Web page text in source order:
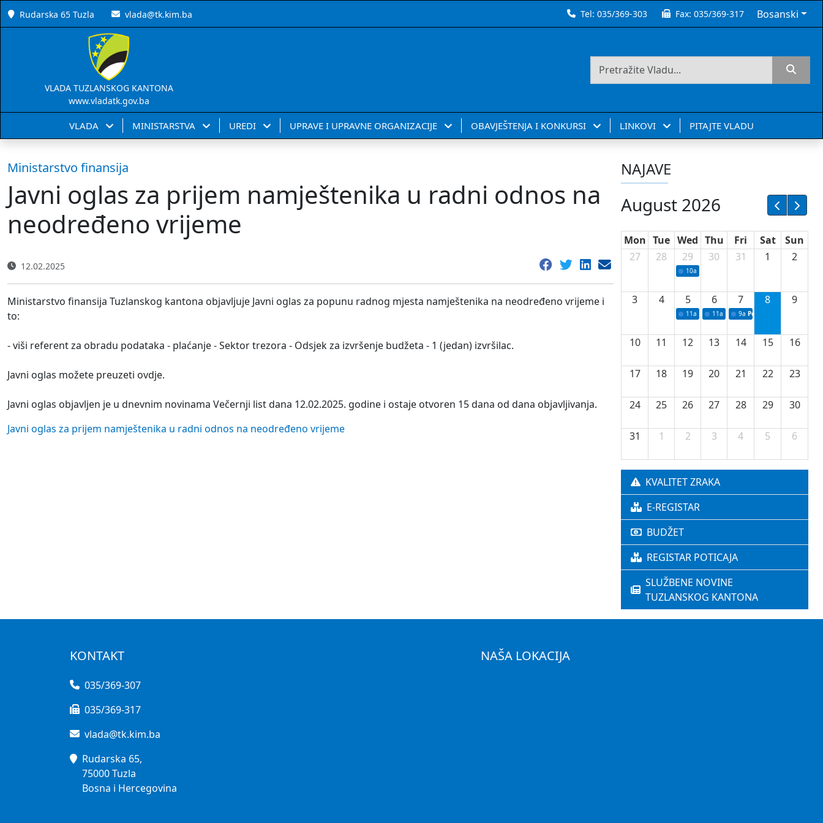
Rudarska 65 Tuzla vlada@tk.kim.ba Tel:035/369-303 Fax:035/369-317 Bosanski
VLADA TUZLANSKOG KANTONA
www.vladatk.gov.ba
VLADA MINISTARSTVA UREDI UPRAVE I UPRAVNE ORGANIZACIJE OBAVJEŠTENJA I KONKURSI LINKOVI PITAJTE VLADU
Ministarstvo finansija
Javni oglas za prijem namještenika u radni odnos na
neodređeno vrijeme
12.02.2025
Ministarstvo finansija Tuzlanskog kantona objavljuje Javni oglas za popunu radnog mjesta namještenika na neodređeno vrijeme i
to:
- viši referent za obradu podataka - plaćanje - Sektor trezora - Odsjek za izvršenje budžeta - 1 (jedan) izvršilac.
Javni oglas možete preuzeti ovdje.
Javni oglas objavljen je u dnevnim novinama Večernji list dana 12.02.2025. godine i ostaje otvoren 15 dana od dana objavljivanja.
Javni oglas za prijem namještenika u radni odnos na neodređeno vrijeme
NAJAVE
August 2026
Mon Tue Wed Thu Fri Sat
Sun
27
28 29
10a Potpisivanje ugovora sa neprofitnim
30 31 1 2
3 4 5
11a Potpisivanje ugovora o stipendijama
6
11a Podrška razvoju vodne
7
9a Početak izgradnje nove
8 9
10 11 12 13 14 15 16
17 18 19 20 21 22 23
24 25 26 27 28 29 30
31 1 2 3 4 5 6
KVALITET ZRAKA
E-REGISTAR
BUDŽET
REGISTAR POTICAJA
SLUŽBENE NOVINE
TUZLANSKOG KANTONA
KONTAKT
035/369-307
035/369-317
vlada@tk.kim.ba
Rudarska 65,
75000 Tuzla
Bosna i Hercegovina
NAŠA LOKACIJA